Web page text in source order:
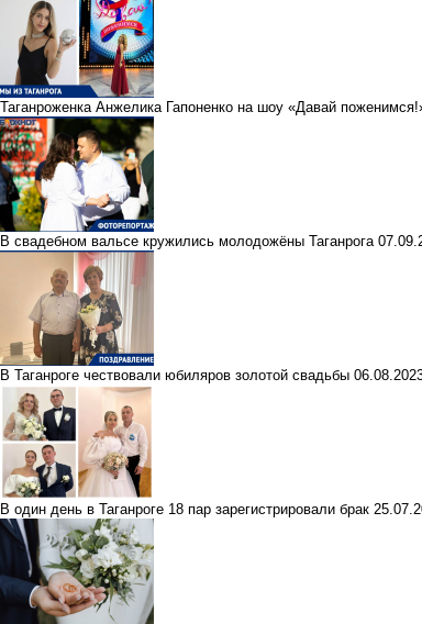
Таганроженка Анжелика Гапоненко на шоу «Давай
В свадебном вальсе кружились молодожёны Таганрога
В Таганроге чествовали юбиляров золотой свадьбы
В один день в Таганроге 18 пар зарегистрировали брак